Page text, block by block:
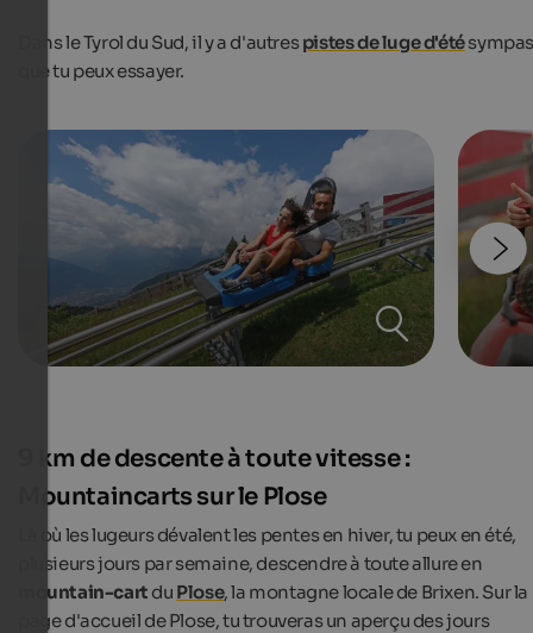
Dans le Tyrol du Sud, il y a d'autrespistes de luge d'été
que tu peux essayer.
9 km de descente à toute vitesse :
Mountaincarts sur le Plose
Là où les lugeurs dévalent les pentes en hiver, tu peux en été,
plusieurs jours par semaine, descendre à toute allure en
mountain-cart du Plose, la montagne locale de Brixen. Sur la
page d'accueil de Plose, tu trouveras un aperçu des jours